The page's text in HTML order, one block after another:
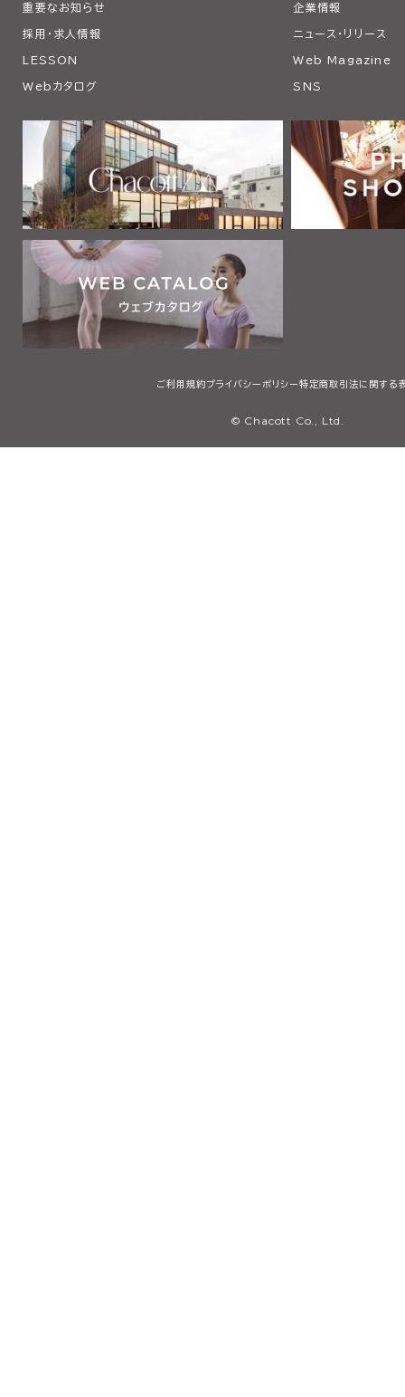
重要なお知らせ 企業情報
採用・求人情報 ニュース・リリース
LESSON Web Magazine
Webカタログ SNS
ご利用規約プライバシーポリシー 特定商取引法に関する
© Chacott Co., Ltd.